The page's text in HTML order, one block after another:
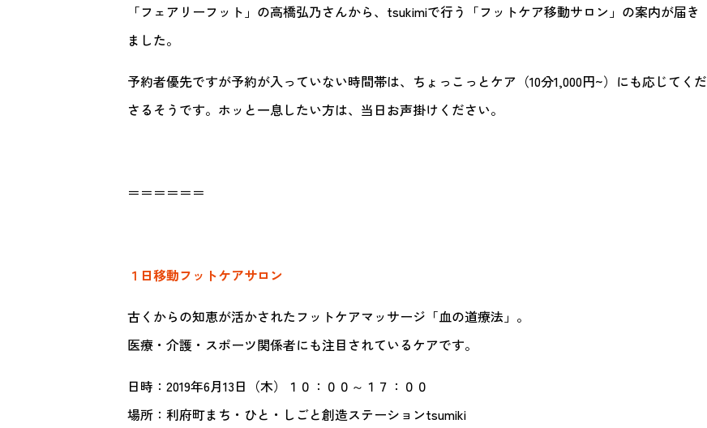
「フェアリーフット」の高橋弘乃さんから、tsukimiで行う「フットケア移動サロン」の案内が届き
ました。
予約者優先ですが予約が入っていない時間帯は、ちょっこっとケア（10分1,000円~）にも応じてくだ
さるそうです。ホッと一息したい方は、当日お声掛けください。
＝＝＝＝＝＝
１日移動フットケアサロン
古くからの知恵が活かされたフットケアマッサージ「血の道療法」。
医療・介護・スポーツ関係者にも注目されているケアです。
日時：2019年6月13日（木）１０：００～１７：００
場所：利府町まち・ひと・しごと創造ステーションtsumiki